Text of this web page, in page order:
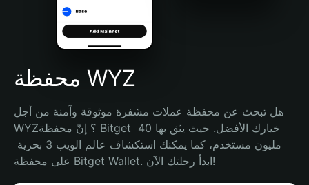
Português (Brasil)
Español (Argentina)
محفظة WYZ
هل تبحث عن محفظة عملات مشفرة موثوقة وآمنة من أجل
WYZ؟ إنّ محفظة Bitget خيارك الأفضل. حيث يثق بها 40
على محفظة Bitget Wallet. ابدأ رحلتك الآن!